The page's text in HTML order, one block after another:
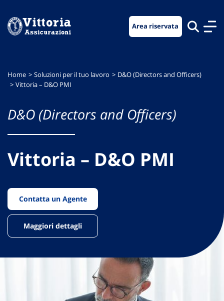
menu
contenuto
footer
Area riservata
Home Soluzioni per il tuo lavoro
D&O (Directors and Officers)
Vittoria – D&O PMI
D&O (Directors and Officers)
Vittoria – D&O PMI
Contatta un Agente
Maggiori dettagli